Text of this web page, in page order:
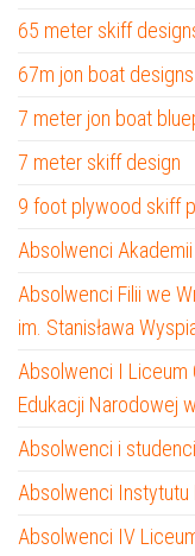
65 meter skiff
67m jon boat designs
7 meter jon boat
7 meter skiff design
9 foot plywood skiff
Absolwenci
Absolwenci Filii we
im. Stanisława
Absolwenci I Liceum
Edukacji Narodowej
Absolwenci i
Absolwenci Instytutu
Absolwenci IV